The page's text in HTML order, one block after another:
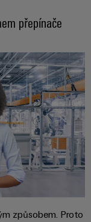
přepínače
způsobem. Proto